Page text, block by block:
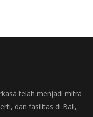
telah menjadi mitra
dan fasilitas di Bali,